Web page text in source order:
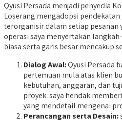
Qyusi Persada menjadi penyedia
Loserang mengadopsi
terorganisir dalam setiap pesanan
operasi saya menyertakan
biasa serta garis besar mencakup
Dialog Awal:Qyusi Persada
pertemuan mula atas klien
kebutuhan, anggaran, dan
proyek. saya hendak
yang mendetail mengenai
Perancangan serta Desain: